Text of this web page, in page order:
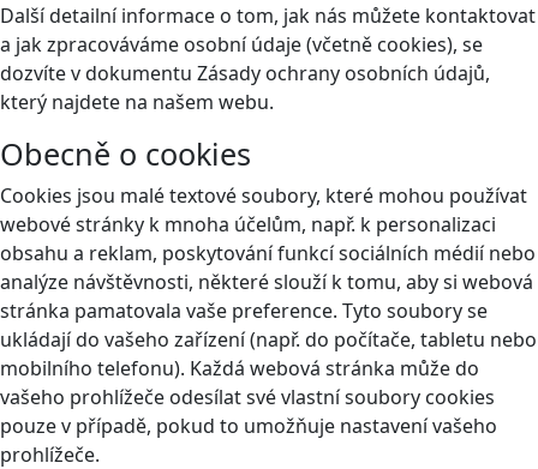
Další detailní informace o tom, jak nás můžete kontaktovat
a jak zpracováváme osobní údaje (včetně cookies), se
dozvíte v dokumentu Zásady ochrany osobních údajů,
který najdete na našem webu.
Obecně o cookies
Cookies jsou malé textové soubory, které mohou používat
webové stránky k mnoha účelům, např. k personalizaci
obsahu a reklam, poskytování funkcí sociálních médií nebo
analýze návštěvnosti, některé slouží k tomu, aby si webová
stránka pamatovala vaše preference. Tyto soubory se
ukládají do vašeho zařízení (např. do počítače, tabletu nebo
mobilního telefonu). Každá webová stránka může do
vašeho prohlížeče odesílat své vlastní soubory cookies
pouze v případě, pokud to umožňuje nastavení vašeho
prohlížeče.